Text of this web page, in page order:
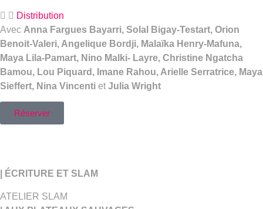
Distribution
Avec Anna Fargues Bayarri, Solal Bigay-Testart, Orion
Benoit-Valeri, Angelique Bordji, Malaïka Henry-Mafuna,
Maya Lila-Pamart, Nino Malki- Layre, Christine Ngatcha
Bamou, Lou Piquard, Imane Rahou, Arielle Serratrice, Maya
Sieffert, Nina Vincenti et Julia Wright
Réserver
| ÉCRITURE ET SLAM
ATELIER SLAM